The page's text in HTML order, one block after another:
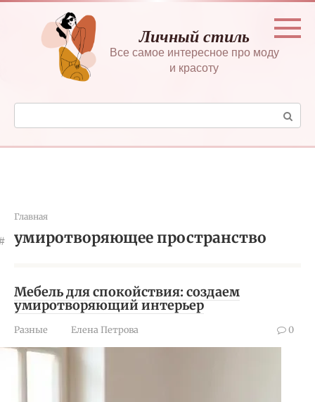
Перейти
контенту
Личный стиль
Все самое интересное про моду
и красоту
Поиск:
Главная
умиротворяющее пространство
Мебель для спокойствия: создаем
умиротворяющий интерьер
Разные Елена Петрова 0